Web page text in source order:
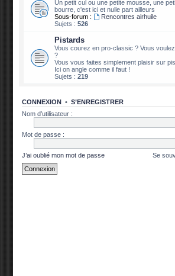
Un petit cul ou une petite mousse, une
bourre, c'est ici et nulle part ailleurs
Sous-forum :
Rencontres airhuile
Sujets :526
Pistards
Vous courez en pro-classic ? Vous
?
Vous vous faites simplement plaisir sur
Ici on angle comme il faut !
Sujets :219
CONNEXION •S’ENREGISTRER
Nom d’utilisateur :
Mot de passe :
J’ai oublié mon mot de passe Se